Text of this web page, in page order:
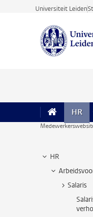
Ga direct naar de inhoud
Universiteit Leiden
HR
HR
Salaris